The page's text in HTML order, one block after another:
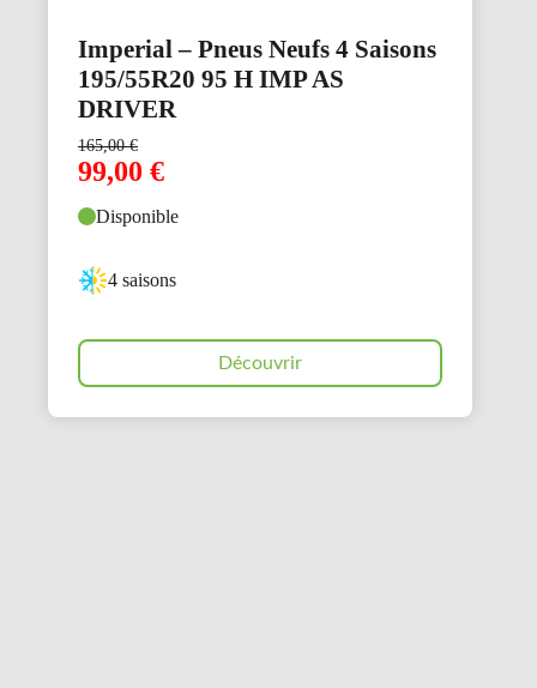
Imperial – Pneus Neufs 4 Saisons
195/55R20 95 H IMP AS
DRIVER
165,00€
99,00 €
Disponible
4 saisons
Découvrir